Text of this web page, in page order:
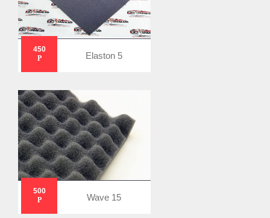
450
Р
Elaston 5
500
Р
Wave 15